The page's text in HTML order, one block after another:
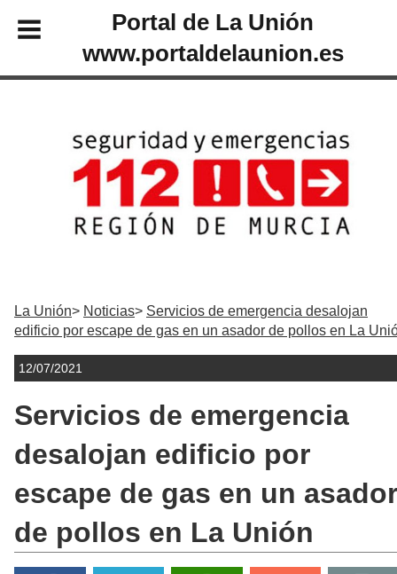
Portal de La Unión
www.portaldelaunion.es
La Unión Noticias
Servicios de emergencia desalojan
edificio por escape de gas en un asador de pollos en La
12/07/2021
Servicios de emergencia
desalojan edificio por
escape de gas en un asador
de pollos en La Unión